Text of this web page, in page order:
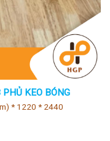
KEO BÓNG
* 1220 * 2440